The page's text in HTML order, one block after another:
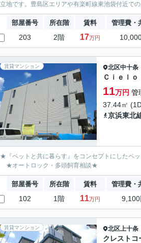
立地です。豊島区エリアや有楽町線東池袋付近で
部屋番号 所在階 賃料 管理費・
203 2階 17万円
賃貸マンション 北区中十条
Ｃｉｅｌ
11万円 管
37.44㎡
京浜東北
★『ペットと共に暮らす』をコンセプトにしたペ
★オートロック・多頭飼育相談★
部屋番号 所在階 賃料 管理費・
102 1階 11万円 9,100
賃貸マンション 北区上十条
クレストコ